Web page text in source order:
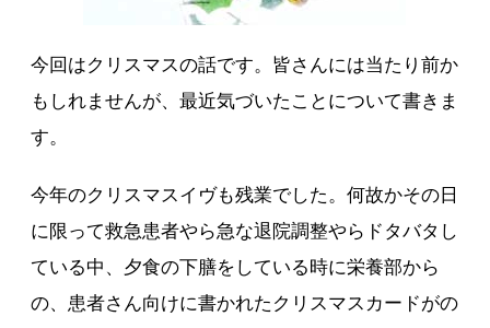
今回はクリスマスの話です。皆さんには当たり前か
もしれませんが、最近気づいたことについて書きま
す。
今年のクリスマスイヴも残業でした。何故かその日
に限って救急患者やら急な退院調整やらドタバタし
ている中、夕食の下膳をしている時に栄養部から
の、患者さん向けに書かれたクリスマスカードがの